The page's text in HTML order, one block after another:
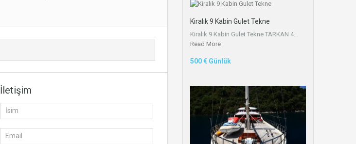
İletişim
Kiralık 9 Kabin Gulet Tekne
Kiralık 9 Kabin Gulet Tekne TARKAN 4…
Read More
500 € Günlük